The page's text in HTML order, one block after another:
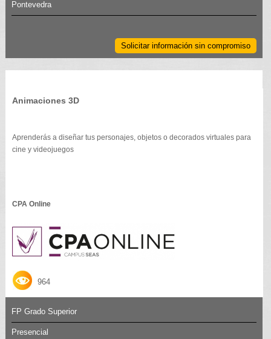
Pontevedra
Solicitar información sin compromiso
Animaciones 3D
Aprenderás a diseñar tus personajes, objetos o decorados virtuales para
cine y videojuegos
CPA Online
964
FP Grado Superior
Presencial